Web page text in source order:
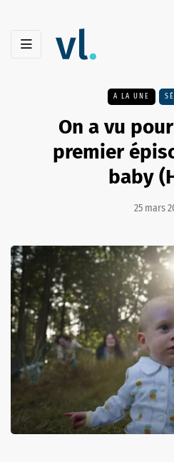
A LA UNE
On a vu
premier
baby
25 mars